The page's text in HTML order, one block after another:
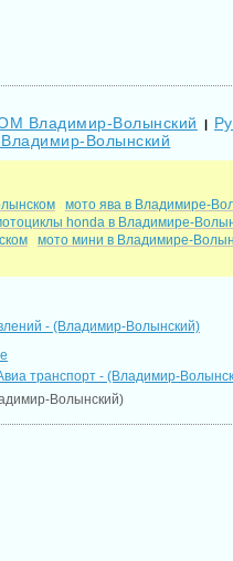
Владимир-Волынский |
Волынский
мото ява в Владимире-
honda в Владимире-
мото мини в Владимире-
- (Владимир-Волынский)
транспорт - (Владимир-
Волынский)